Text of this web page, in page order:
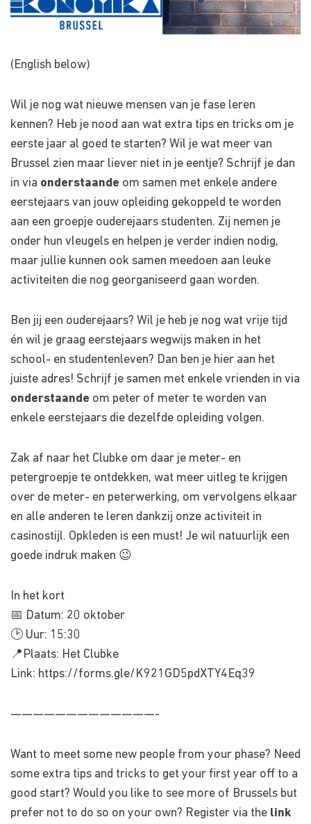
(English below)
Wil je nog wat nieuwe mensen van je fase leren
kennen? Heb je nood aan wat extra tips en tricks om je
eerste jaar al goed te starten? Wil je wat meer van
Brussel zien maar liever niet in je eentje? Schrijf je dan
in via onderstaande om samen met enkele andere
eerstejaars van jouw opleiding gekoppeld te worden
aan een groepje ouderejaars studenten. Zij nemen je
onder hun vleugels en helpen je verder indien nodig,
maar jullie kunnen ook samen meedoen aan leuke
activiteiten die nog georganiseerd gaan worden.
Ben jij een ouderejaars? Wil je heb je nog wat vrije tijd
én wil je graag eerstejaars wegwijs maken in het
school- en studentenleven? Dan ben je hier aan het
juiste adres! Schrijf je samen met enkele vrienden in via
onderstaande om peter of meter te worden van
enkele eerstejaars die dezelfde opleiding volgen.
Zak af naar het Clubke om daar je meter- en
petergroepje te ontdekken, wat meer uitleg te krijgen
over de meter- en peterwerking, om vervolgens elkaar
en alle anderen te leren dankzij onze activiteit in
casinostijl. Opkleden is een must! Je wil natuurlijk een
goede indruk maken 😉
In het kort
📅 Datum: 20 oktober
🕑 Uur: 15:30
📍Plaats: Het Clubke
Link: https://forms.gle/K921GD5pdXTY4Eq39
—————————————-
Want to meet some new people from your phase? Need
some extra tips and tricks to get your first year off to a
good start? Would you like to see more of Brussels but
prefer not to do so on your own? Register via the link